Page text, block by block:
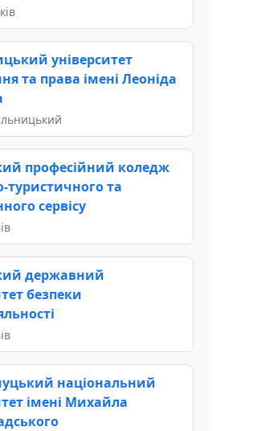
університет
та права імені Леоніда
професійний коледж
туристичного та
сервісу
державний
безпеки
національний
імені Михайла